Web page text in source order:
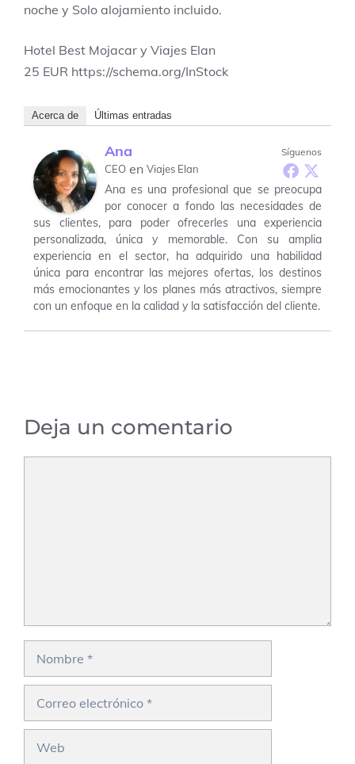
noche y Solo alojamiento incluido.
Hotel Best Mojacar y Viajes Elan
25 EUR https://schema.org/InStock
Acerca de Últimas entradas
Síguenos
Ana
CEO en Viajes Elan
Ana es una profesional que se preocupa
por conocer a fondo las necesidades de
sus clientes, para poder ofrecerles una experiencia
personalizada, única y memorable. Con su amplia
experiencia en el sector, ha adquirido una habilidad
única para encontrar las mejores ofertas, los destinos
más emocionantes y los planes más atractivos, siempre
con un enfoque en la calidad y la satisfacción del cliente.
Deja un comentario